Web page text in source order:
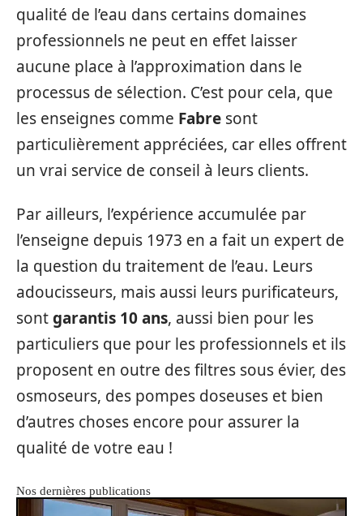
qualité de l’eau dans certains domaines
professionnels ne peut en effet laisser
aucune place à l’approximation dans le
processus de sélection. C’est pour cela, que
les enseignes comme Fabre sont
particulièrement appréciées, car elles offrent
un vrai service de conseil à leurs clients.
Par ailleurs, l’expérience accumulée par
l’enseigne depuis 1973 en a fait un expert de
la question du traitement de l’eau. Leurs
adoucisseurs, mais aussi leurs purificateurs,
sontgarantis 10 ans, aussi bien pour les
particuliers que pour les professionnels et ils
proposent en outre des filtres sous évier, des
osmoseurs, des pompes doseuses et bien
d’autres choses encore pour assurer la
qualité de votre eau !
Nos dernières publications